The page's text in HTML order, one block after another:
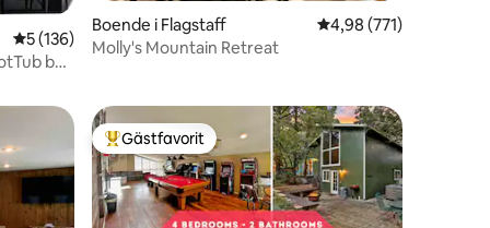
5 av 5 i genomsnittligt betyg, 136 omdömen
5 (136)
by
Boende i Flagstaff 4,98 av 5 i
4,98 (771)
Molly's Mountain Retreat
Populär gästfavorit
Gästfavorit